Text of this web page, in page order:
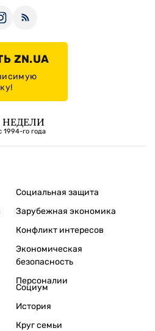
ZN.UA
НЕДЕЛИ
1994-го года
Социальная защита
Зарубежная экономика
Конфликт интересов
Экономическая
безопасность
Персоналии
Социум
История
Круг семьи